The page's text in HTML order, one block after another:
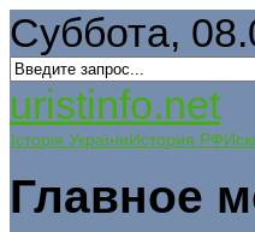
Суббота,
uristinfo.net
Історія УкраїниИстория РФ
Главное